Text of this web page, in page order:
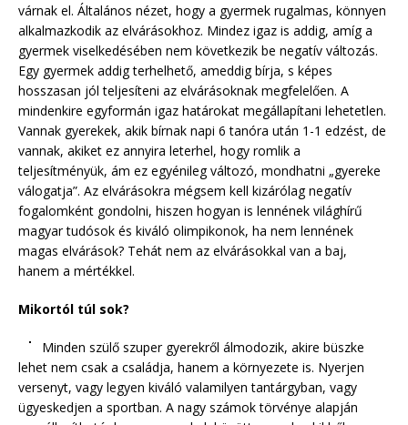
várnak el. Általános nézet, hogy a gyermek rugalmas, könnyen
alkalmazkodik az elvárásokhoz. Mindez igaz is addig, amíg a
gyermek viselkedésében nem következik be negatív változás.
Egy gyermek addig terhelhető, ameddig bírja, s képes
hosszasan jól teljesíteni az elvárásoknak megfelelően. A
mindenkire egyformán igaz határokat megállapítani lehetetlen.
Vannak gyerekek, akik bírnak napi 6 tanóra után 1-1 edzést, de
vannak, akiket ez annyira leterhel, hogy romlik a
teljesítményük, ám ez egyénileg változó, mondhatni „gyereke
válogatja”. Az elvárásokra mégsem kell kizárólag negatív
fogalomként gondolni, hiszen hogyan is lennének világhírű
magyar tudósok és kiváló olimpikonok, ha nem lennének
magas elvárások? Tehát nem az elvárásokkal van a baj,
hanem a mértékkel.
Mikortól túl sok?
Minden szülő szuper gyerekről álmodozik, akire büszke
lehet nem csak a családja, hanem a környezete is. Nyerjen
versenyt, vagy legyen kiváló valamilyen tantárgyban, vagy
ügyeskedjen a sportban. A nagy számok törvénye alapján